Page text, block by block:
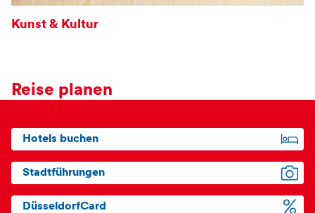
Kunst & Kultur
Reise planen
Hotels buchen
Stadtführungen
DüsseldorfCard